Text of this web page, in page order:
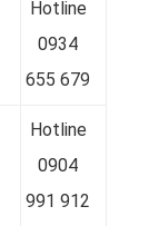
Hotline
0934
655 679
Hotline
0904
991 912